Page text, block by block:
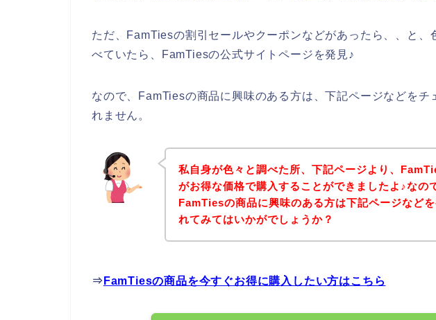
ただ、FamTiesの割引セールやクーポンなどがあったら、、と、
べていたら、FamTiesの公式サイトページを発見♪
なので、FamTiesの商品に興味のある方は、下記ページなどをチ
れません。
私自身が色々と調べた所、下記ページより、
がお得な価格で購入することができましたよ♪なの
FamTiesの商品に興味のある方は下記ページなど
れてみてはいかがでしょうか？
⇒ FamTiesの商品を今すぐお得に購入したい方はこちら